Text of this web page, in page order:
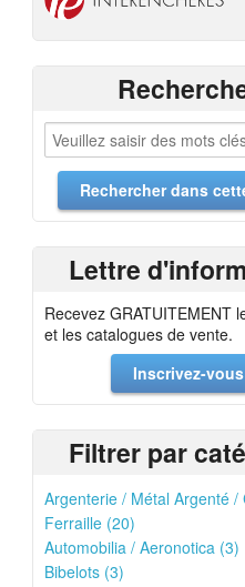
Lettre
Recevez GRATUITEMENT
et les catalogues de vente.
Inscrivez-vous
Filtrer par
Argenterie / Métal Argenté /
Ferraille (20)
Automobilia / Aeronotica (3)
Bibelots (3)